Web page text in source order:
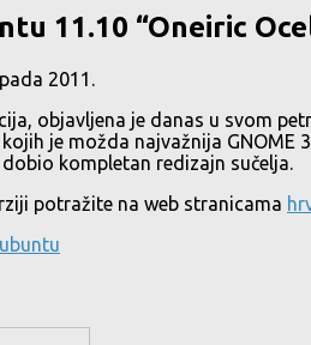
11.10 “Oneiric
2011.
objavljena je danas u svom
je možda najvažnija GNOME
kompletan redizajn sučelja.
potražite na web stranicama
ubuntu